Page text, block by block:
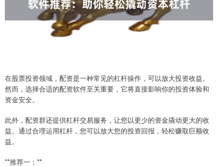
在股票投资领域，配资是一种常见的杠杆操作，可以放大投资收益。
然而，选择合适的配资软件至关重要，它将直接影响你的投资体验和
资金安全。
此外，配资群还提供杠杆交易服务，让您以更少的资金撬动更大的收
益。通过合理运用杠杆，您可以放大您的投资回报，轻松赚取巨额收
益。
**推荐一：**